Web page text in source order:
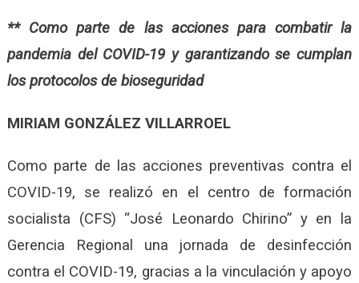
** Como parte de las acciones para combatir la
pandemia del COVID-19 y garantizando se cumplan
los protocolos de bioseguridad
MIRIAM GONZÁLEZ VILLARROEL
Como parte de las acciones preventivas contra el
COVID-19, se realizó en el centro de formación
socialista (CFS) “José Leonardo Chirino” y en la
Gerencia Regional una jornada de desinfección
contra el COVID-19, gracias a la vinculación y apoyo